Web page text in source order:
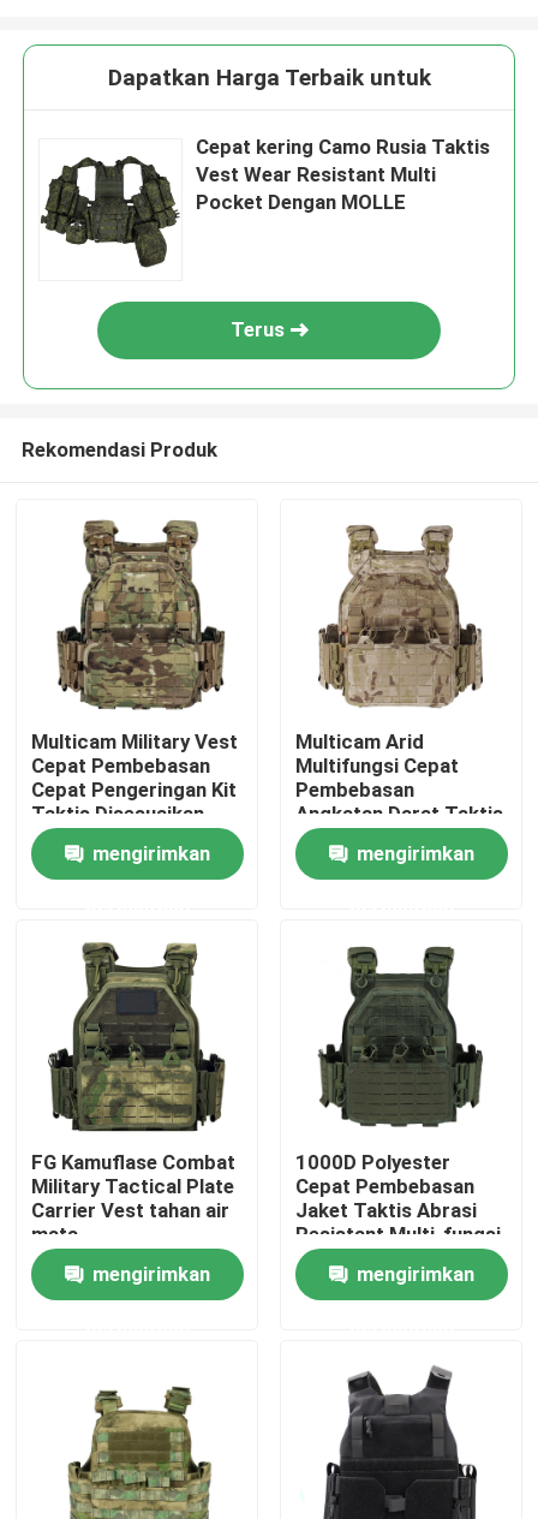
Rumah
Kontak
Produk
Seragam Tempur Militer
Seragam Kamuflase Militer
Armor Balistik Militer
Mantel Musim Dingin Militer
Ransel Taktis Militer
Dapatkan Harga Terbaik untuk
Cepat kering Camo Rusia Taktis
Vest Wear Resistant Multi
Pocket Dengan MOLLE
Terus
Rekomendasi Produk
Multicam Military Vest
Cepat Pembebasan
Cepat Pengeringan Kit
Taktis Disesuaikan
mengirimkan
Multicam Arid
Multifungsi Cepat
Pembebasan
Angkatan Darat Taktis
Molle Vest
mengirimkan
FG Kamuflase Combat
Military Tactical Plate
Carrier Vest tahan air
mata
mengirimkan
1000D Polyester
Cepat Pembebasan
Jaket Taktis Abrasi
Resistant Multi-fungsi
Field Vest
mengirimkan